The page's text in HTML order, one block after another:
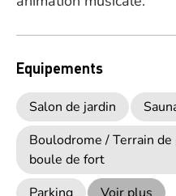
Equipements
Salon de jardin
Boulodrome / Terrain
boule de fort